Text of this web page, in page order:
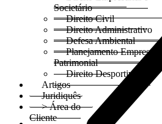
Societário
Direito Civil
Direito Administrativo
Defesa Ambiental
Planejamento
Patrimonial
Direito Desportivo
Artigos
Juridiquês
> Área do
Cliente